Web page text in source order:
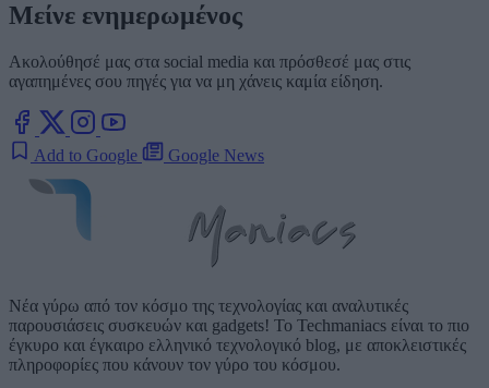
Μείνε ενημερωμένος
Ακολούθησέ μας στα social media και πρόσθεσέ μας στις
αγαπημένες σου πηγές για να μη χάνεις καμία είδηση.
Add to Google Google News
Νέα γύρω από τον κόσμο της τεχνολογίας και αναλυτικές
παρουσιάσεις συσκευών και gadgets! Το Techmaniacs είναι το πιο
έγκυρο και έγκαιρο ελληνικό τεχνολογικό blog, με αποκλειστικές
πληροφορίες που κάνουν τον γύρο του κόσμου.